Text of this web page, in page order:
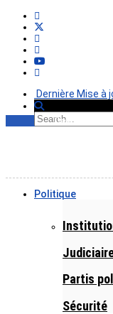
Dernière Mise à
Dernière
Politique
Partis
Sécurité